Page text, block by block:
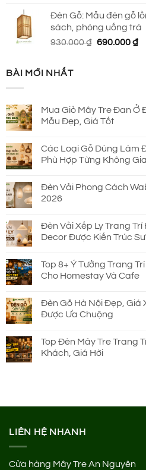
là:
920.000 ₫.là:
Đèn Gỗ: Mẫu đèn gỗ
sách, phòng uống trà
930.000₫ Giá
690.000₫
BÀI MỚI NHẤT
Mua Giỏ Mây Tre Đan Ở
Mẫu Đẹp, Giá Tốt
Các Loại Gỗ Dùng Làm
Phù Hợp Từng Không
Đèn Vải Phong Cách
2026
Đèn Vải Xếp Ly Trang
Decor Được Kiến Trúc
Top 8+ Ý Tưởng Trang
Cho Homestay Và Cafe
Đèn Gỗ Hà Nội Đẹp, Giá
Được Ưa Chuộng
Top Đèn Mây Tre Trang
Khách, Giá Hời
LIÊN HỆ NHANH
Cửa hàng Mây Tre An Nguyên